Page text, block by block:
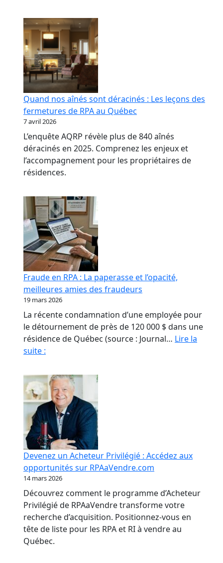
Quand nos aînés sont déracinés : Les leçons des
fermetures de RPA au Québec
7 avril 2026
L’enquête AQRP révèle plus de 840 aînés
déracinés en 2025. Comprenez les enjeux et
l’accompagnement pour les propriétaires de
résidences.
Fraude en RPA : La paperasse et l’opacité,
meilleures amies des fraudeurs
19 mars 2026
La récente condamnation d’une employée pour
le détournement de près de 120 000 $ dans une
résidence de Québec (source : Journal… Lire la
suite :
RPA
:
La
paperasse
et
l’opacité,
meilleures
amies
des
fraudeurs
Devenez un Acheteur Privilégié : Accédez aux
opportunités sur RPAaVendre.com
14 mars 2026
Découvrez comment le programme d’Acheteur
Privilégié de RPAaVendre transforme votre
recherche d’acquisition. Positionnez-vous en
tête de liste pour les RPA et RI à vendre au
Québec.